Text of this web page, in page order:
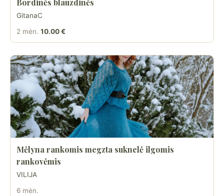
Bordinės blauzdinės
GitanaC
2 mėn. 10.00 €
Mėlyna rankomis megzta suknelė ilgomis
rankovėmis
VILIJA
6 mėn.